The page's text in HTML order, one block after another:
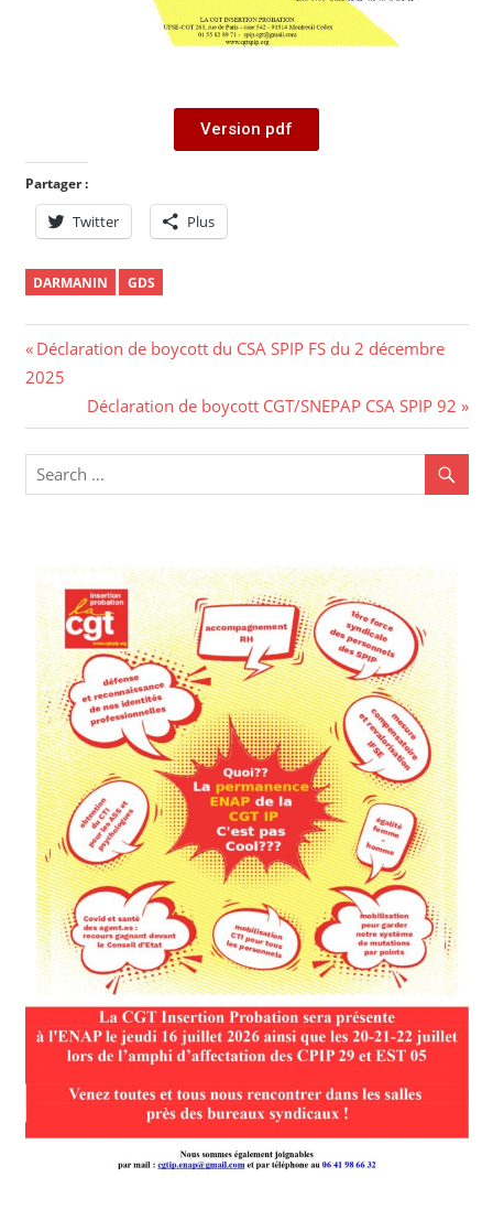
Version pdf
Partager :
Twitter Plus
DARMANIN GDS
Déclaration de boycott du CSA SPIP FS du 2 décembre
2025
Déclaration de boycott CGT/SNEPAP CSA SPIP 92